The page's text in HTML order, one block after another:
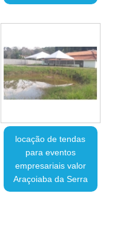
locação de tendas
para eventos
empresariais valor
Araçoiaba da Serra